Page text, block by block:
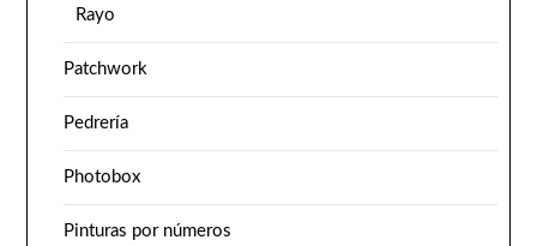
Rayo
Patchwork
Pedrería
Photobox
Pinturas por números